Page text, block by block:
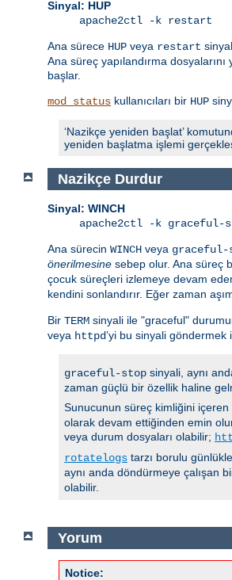
Sinyal: HUP
apache2ctl -k restart
Ana sürece HUP veya restart
Ana süreç yapılandırma
başlar.
mod_status kullanıcıları bir HUP
‘Nazikçe yeniden başlat’
yeniden başlatma işlemi
Nazikçe Durdur
Sinyal: WINCH
apache2ctl -k graceful-
Ana sürecin WINCH veya graceful-
önerilmesine sebep olur. Ana süreç
çocuk süreçleri izlemeye devam
kendini sonlandırır. Eğer zaman
Bir TERM sinyali ile "graceful"
veya httpd’yi bu sinyali göndermek
graceful-stop sinyali, aynı
zaman güçlü bir özellik haline
Sunucunun süreç kimliğini içeren
olarak devam ettiğinden emin
veya durum dosyaları olabilir;
rotatelogs tarzı borulu
aynı anda döndürmeye çalışan
olabilir.
Yorum
Notice: